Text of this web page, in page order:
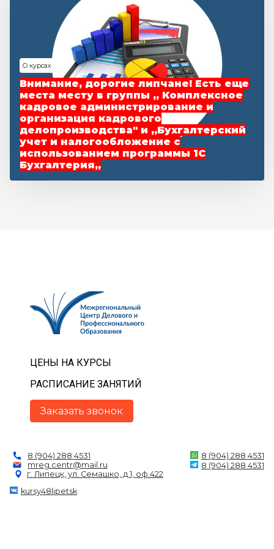
О курсах
Внимание, дорогие липчане! Есть еще
места месту в группы ,, Комплексное
кадровое администрирование и
организация кадрового
делопроизводства" и ,,Бухгалтерский
учет и налогообложение с
использованием программы 1С
Бухгалтерия,,
ЦЕНЫ НА КУРСЫ
РАСПИСАНИЕ ЗАНЯТИЙ
Заказать звонок
8 (904) 288 4531
mreg.centr@mail.ru
г. Липецк, ул. Семашко, д.1, оф.422
8 (904) 288 4531
8 (904) 288 4531
kursy48lipetsk